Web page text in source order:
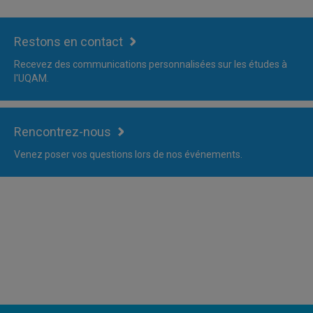
Restons en contact
Recevez des communications personnalisées sur les études à
l'UQAM.
Rencontrez-nous
Venez poser vos questions lors de nos événements.